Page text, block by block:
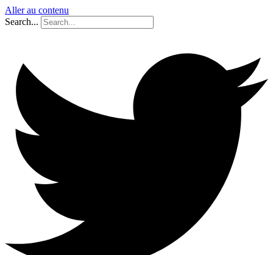
Aller au contenu
Search...